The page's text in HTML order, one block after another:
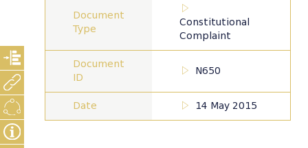
Document
Type
Constitutional
Complaint
Document
ID
N650
Date 14 May 2015